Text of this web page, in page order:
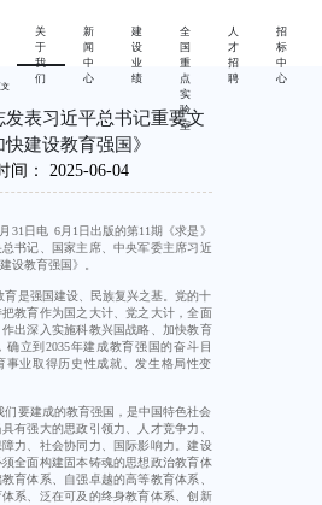
关
于
我
们
新
闻
中
心
建
设
业
绩
全
国
重
点
实
验
室
人
才
招
聘
招
标
中
心
文
发表习近平总书记重要文
建设教育强国》
间： 2025-06-04
31日电 6月1日出版的第11期《求是》
书记、国家主席、中央军委主席习近
设教育强国》。
是强国建设、民族复兴之基。党的十
教育作为国之大计、党之大计，全面
出深入实施科教兴国战略、加快教育
确立到2035年建成教育强国的奋斗目
事业取得历史性成就、发生格局性变
要建成的教育强国，是中国特色社会
有强大的思政引领力、人才竞争力、
力、社会协同力、国际影响力。建设
全面构建固本铸魂的思想政治教育体
育体系、自强卓越的高等教育体系、
系、泛在可及的终身教育体系、创新